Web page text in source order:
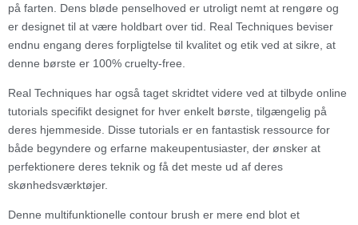
på farten. Dens bløde penselhoved er utroligt nemt at rengøre og
er designet til at være holdbart over tid. Real Techniques beviser
endnu engang deres forpligtelse til kvalitet og etik ved at sikre, at
denne børste er 100% cruelty-free.
Real Techniques har også taget skridtet videre ved at tilbyde online
tutorials specifikt designet for hver enkelt børste, tilgængelig på
deres hjemmeside. Disse tutorials er en fantastisk ressource for
både begyndere og erfarne makeupentusiaster, der ønsker at
perfektionere deres teknik og få det meste ud af deres
skønhedsværktøjer.
Denne multifunktionelle contour brush er mere end blot et